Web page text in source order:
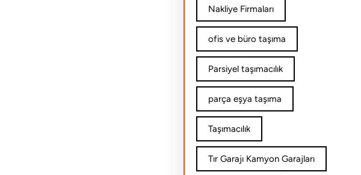
Nakliye Firmaları
ofis ve büro taşıma
Parsiyel taşımacılık
parça eşya taşıma
Taşımacılık
Tır Garajı Kamyon Garajları